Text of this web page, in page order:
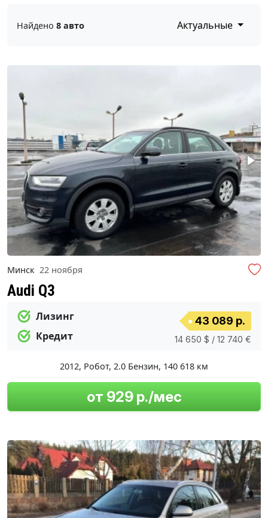
Найдено 8 авто Актуальные
Минск 22 ноября
Audi Q3
Лизинг
Кредит
43 089 р.
14 650 $ / 12 740 €
2012, Робот, 2.0 Бензин, 140 618 км
от 929 р./мес